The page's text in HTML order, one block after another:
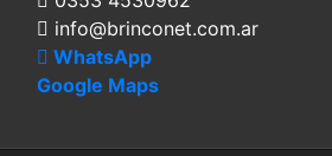
info@brinconet.com.ar
WhatsApp
Google Maps